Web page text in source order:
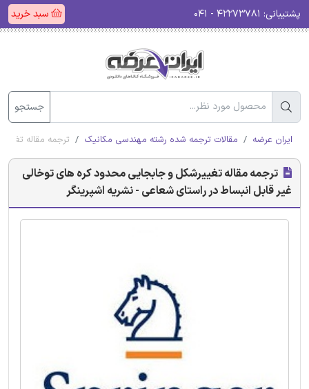
پشتیبانی: سبد خرید
جستجو
ایران عرضه مقالات ترجمه شده رشته مهندسی مکانیک ترجمه مقاله
ترجمه مقاله تغییرشکل و جابجایی محدود کره های توخالی
غیر قابل انبساط در راستای شعاعی - نشریه اشپرینگر